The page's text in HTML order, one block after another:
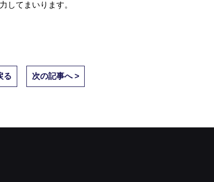
してまいります。
る 次の記事へ >